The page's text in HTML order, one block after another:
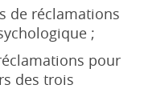
de réclamations
;
pour
des trois